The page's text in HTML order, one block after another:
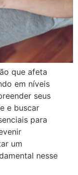
que afeta
em níveis
seus
e buscar
para
um
nesse